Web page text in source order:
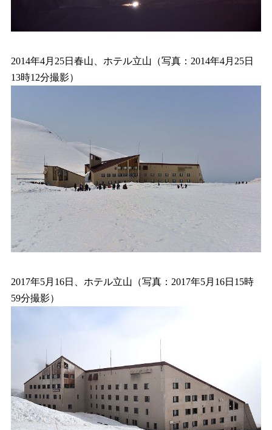
2014年4月25日春山、ホテル立山（写真：2014年4月25日
13時12分撮影）
2017年5月16日、ホテル立山（写真：2017年5月16日15時
59分撮影）